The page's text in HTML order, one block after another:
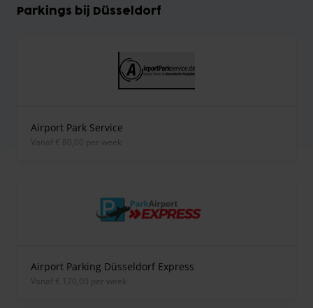
Parkings bij Düsseldorf
Airport Park Service
vanaf € 80,00 per week
Airport Parking Düsseldorf Express
vanaf € 120,00 per week